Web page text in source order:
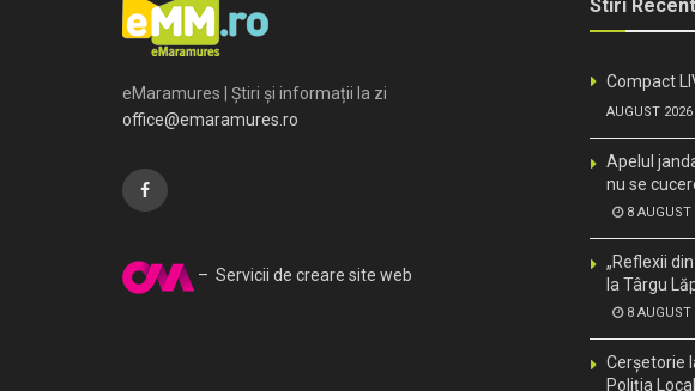
eMaramures | Știri și informații la zi
office@emaramures.ro
– Servicii de creare site web
Stiri
Compact
AUGUST 2026
Apelul
nu se
8 AUGUST
„Reflexii
la Târgu
8 AUGUST
Cerșetorie
Poliția